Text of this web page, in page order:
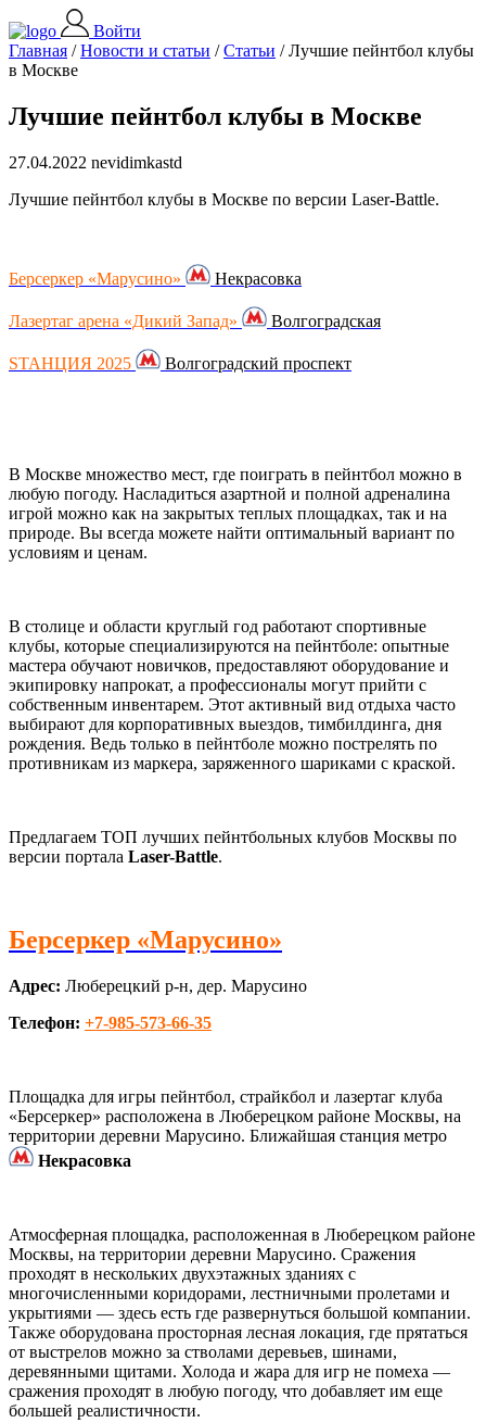
Войти
Главная /Новости и статьи /Статьи /Лучшие пейнтбол клубы
в Москве
Лучшие пейнтбол клубы в Москве
27.04.2022 nevidimkastd
Лучшие пейнтбол клубы в Москве по версии Laser-Battle.
Берсеркер «Марусино» Некрасовка
Лазертаг арена «Дикий Запад» Волгоградская
SТАНЦИЯ 2025 Волгоградский проспект
В Москве множество мест, где поиграть в пейнтбол можно в
любую погоду. Насладиться азартной и полной адреналина
игрой можно как на закрытых теплых площадках, так и на
природе. Вы всегда можете найти оптимальный вариант по
условиям и ценам.
В столице и области круглый год работают спортивные
клубы, которые специализируются на пейнтболе: опытные
мастера обучают новичков, предоставляют оборудование и
экипировку напрокат, а профессионалы могут прийти с
собственным инвентарем. Этот активный вид отдыха часто
выбирают для корпоративных выездов, тимбилдинга, дня
рождения. Ведь только в пейнтболе можно пострелять по
противникам из маркера, заряженного шариками с краской.
Предлагаем ТОП лучших пейнтбольных клубов Москвы по
версии портала Laser-Battle.
Берсеркер «Марусино»
Адрес: Люберецкий р-н, дер. Марусино
Телефон: +7-985-573-66-35
Площадка для игры пейнтбол, страйкбол и лазертаг клуба
«Берсеркер» расположена в Люберецком районе Москвы, на
территории деревни Марусино. Ближайшая станция метро
Некрасовка
Атмосферная площадка, расположенная в Люберецком районе
Москвы, на территории деревни Марусино. Сражения
проходят в нескольких двухэтажных зданиях с
многочисленными коридорами, лестничными пролетами и
укрытиями — здесь есть где развернуться большой компании.
Также оборудована просторная лесная локация, где прятаться
от выстрелов можно за стволами деревьев, шинами,
деревянными щитами. Холода и жара для игр не помеха —
сражения проходят в любую погоду, что добавляет им еще
большей реалистичности.